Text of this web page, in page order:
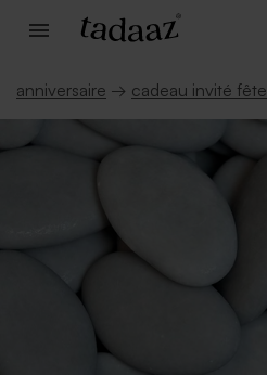
anniversaire → cadeau invité fête